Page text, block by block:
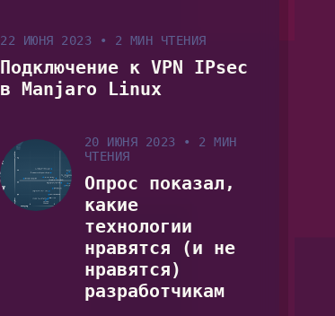
22 ИЮНЯ 2023 • 2 МИН ЧТЕНИЯ
Подключение к VPN IPsec
в Manjaro Linux
20 ИЮНЯ 2023 •
2 МИН
ЧТЕНИЯ
Опрос показал,
какие
технологии
нравятся (и не
нравятся)
разработчикам